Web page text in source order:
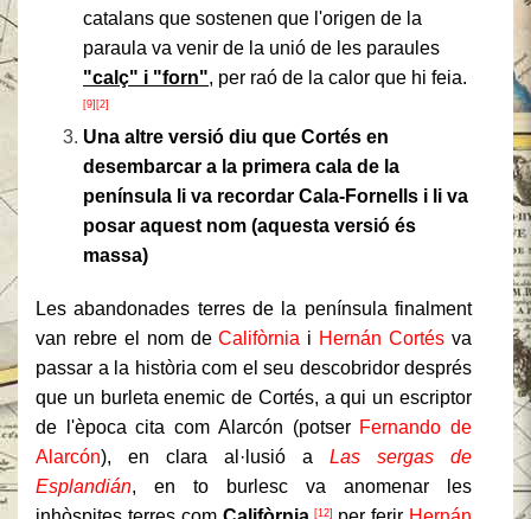
catalans que sostenen que l'origen de la
paraula va venir de la unió de les paraules
"calç" i "forn", per raó de la calor que hi feia.
[9] [2]
Una altre versió diu que Cortés en
desembarcar a la primera cala de la
península li va recordar Cala-Fornells i li va
posar aquest nom (aquesta versió és
massa)
Les abandonades terres de la península finalment
van rebre el nom deCalifòrnia i Hernán Cortés va
passar a la història com el seu descobridor després
que un burleta enemic de Cortés, a qui un escriptor
de l'època cita com Alarcón (potser Fernando de
Alarcón), en clara al·lusió a Las sergas de
Esplandián, en to burlesc va anomenar les
[12]